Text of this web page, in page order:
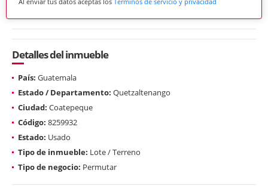
Detalles del inmueble
País: Guatemala
Estado / Departamento: Quetzaltenango
Ciudad: Coatepeque
Código: 8259932
Estado: Usado
Tipo de inmueble: Lote / Terreno
Tipo de negocio: Permutar